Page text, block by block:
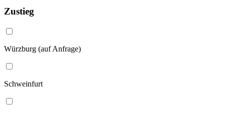
Zustieg
Würzburg (auf Anfrage)
Schweinfurt